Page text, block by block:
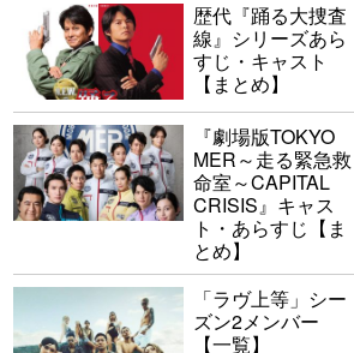
歴代『踊る大捜査
線』シリーズあら
すじ・キャスト
【まとめ】
『劇場版TOKYO
MER～走る緊急救
命室～CAPITAL
CRISIS』キャス
ト・あらすじ【ま
とめ】
「ラヴ上等」シー
ズン2メンバー
【一覧】